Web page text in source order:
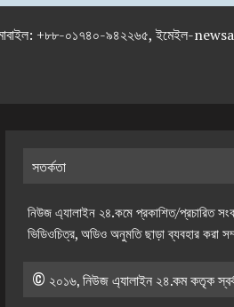
মোবাইল: +৮৮-০১৭৪০-৯৪২২৬৫, ইমেইল-
সতর্কতা
নিউজ এ্যালাইন ২৪.কমে প্রকাশিত/প্রচারিত
ভিডিওচিত্র, অডিও অনুমতি ছাড়া ব্যবহার করা
© ২০১৬, নিউজ এ্যালাইন ২৪.কম কতৃক স্বর্ব